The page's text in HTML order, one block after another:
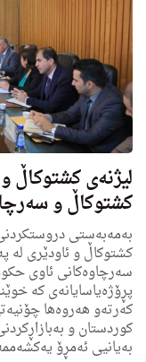
لیژنه‌ی كشتوكاڵ
كشتوكاڵ و
به‌مه‌به‌ستی
كشتوكاڵ و ئاودێرى له‌
سەرچاوەکانی ئاوی
پڕۆژه‌یاسایانه‌ى كه‌
كه‌رته‌و هه‌روه‌ها
به‌یانیی ئه‌مڕۆ یه‌كشه‌ممه‌ 2019/9/